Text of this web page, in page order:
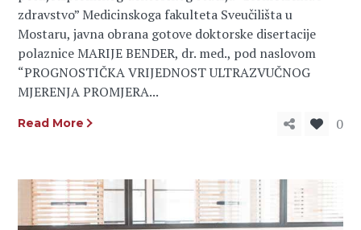
zdravstvo” Medicinskoga fakulteta Sveučilišta u
Mostaru, javna obrana gotove doktorske disertacije
polaznice MARIJE BENDER, dr. med., pod naslovom
“PROGNOSTIČKA VRIJEDNOST ULTRAZVUČNOG
MJERENJA PROMJERA...
Read More 0